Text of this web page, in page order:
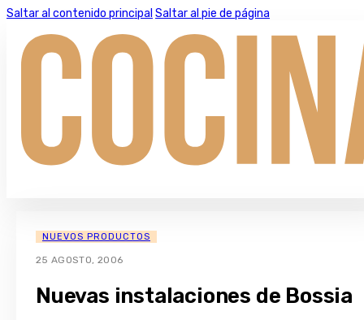
Saltar al contenido principal Saltar al pie de página
NUEVOS PRODUCTOS
25 AGOSTO, 2006
Nuevas instalaciones de Bossia